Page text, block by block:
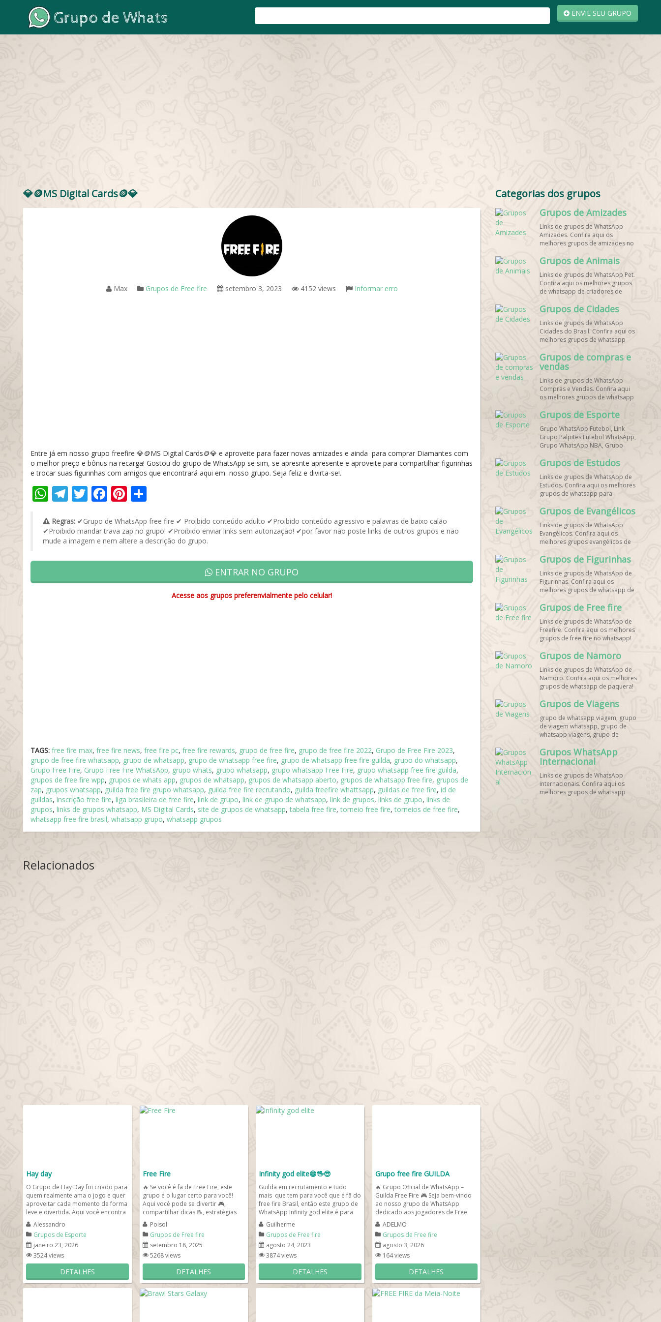
ENVIE SEU GRUPO
💎🪙MS Digital Cards🪙💎
Max Grupos de Free fire setembro 3, 2023 4152 views Informar erro
Entre já em nosso grupo freefire 💎🪙MS Digital Cards🪙💎 e aproveite para fazer novas amizades e ainda para comprar Diamantes com
o melhor preço e bônus na recarga! Gostou do grupo de WhatsApp se sim, se apresnte apresente e aproveite para compartilhar figurinhas
e trocar suas figurinhas com amigos que encontrará aqui em nosso grupo. Seja feliz e divirta-se!.
WhatsApp
Telegram
Twitter
Facebook
Pinterest
Regras: ✔Grupo de WhatsApp free fire ✔ Proibido conteúdo adulto ✔Proibido conteúdo agressivo e palavras de baixo calão
✔Proibido mandar trava zap no grupo! ✔Proibido enviar links sem autorização! ✔por favor não poste links de outros grupos e não
mude a imagem e nem altere a descrição do grupo.
ENTRAR NO GRUPO
Acesse aos grupos preferenvialmente pelo celular!
TAGS: free fire max, free fire news, free fire pc, free fire rewards, grupo de free fire, grupo de free fire 2022, Grupo de Free Fire 2023,
grupo de free fire whatsapp, grupo de whatsapp, grupo de whatsapp free fire, grupo de whatsapp free fire guilda, grupo do whatsapp,
Grupo Free Fire, Grupo Free Fire WhatsApp, grupo whats, grupo whatsapp, grupo whatsapp Free Fire, grupo whatsapp free fire guilda,
grupos de free fire wpp, grupos de whats app, grupos de whatsapp, grupos de whatsapp aberto, grupos de whatsapp free fire, grupos de
zap, grupos whatsapp, guilda free fire grupo whatsapp, guilda free fire recrutando, guilda freefire whattsapp, guildas de free fire, id de
guildas, inscrição free fire, liga brasileira de free fire, link de grupo, link de grupo de whatsapp, link de grupos, links de grupo, links de
grupos, links de grupos whatsapp, MS Digital Cards, site de grupos de whatsapp,tabela free fire,torneio free fire,torneios de free fire,
whatsapp free fire brasil, whatsapp grupo, whatsapp grupos
Relacionados
Hay day
O Grupo de Hay Day foi criado para
quem realmente ama o jogo e quer
aproveitar cada momento de forma
leve e divertida. Aqui você encontra
um ambiente...
Alessandro
Grupos de Esporte
janeiro 23, 2026
3524 views
DETALHES
Free Fire
🔥 Se você é fã de Free Fire, este
grupo é o lugar certo para você!
Aqui você pode se divertir 🎮,
compartilhar dicas 📝, estratégias
de jogo 💡...
Poisol
Grupos de Free fire
setembro 18, 2025
5268 views
DETALHES
Infinity god elite😁🖖😎
Guilda em recrutamento e tudo
mais que tem para você que é fã do
free fire Brasil, então este grupo de
WhatsApp Infinity god elite é para
você que gosta...
Guilherme
Grupos de Free fire
agosto 24, 2023
3874 views
DETALHES
Grupo free fire GUILDA
🔥 Grupo Oficial de WhatsApp –
Guilda Free Fire 🎮 Seja bem-vindo
ao nosso grupo de WhatsApp
dedicado aos jogadores de Free
Fire ! Aqui você pode...
ADELMO
Grupos de Free fire
agosto 3, 2026
164 views
DETALHES
Categorias dos grupos
Grupos de Amizades
Links de grupos de WhatsApp
Amizades. Confira aqui os
melhores grupos de amizades no
Grupos de Animais
Links de grupos de WhatsApp Pet.
Confira aqui os melhores grupos
de whatsapp de criadores de
Grupos de Cidades
Links de grupos de WhatsApp
Cidades do Brasil. Confira aqui os
melhores grupos de whatsapp
Grupos de compras e
vendas
Links de grupos de WhatsApp
Compras e Vendas. Confira aqui
os melhores grupos de whatsapp
Grupos de Esporte
Grupo WhatsApp Futebol, Link
Grupo Palpites Futebol WhatsApp,
Grupo WhatsApp NBA, Grupo
WhatsApp Treino, Grupo
WhatsApp Notícias Esportes,
Grupo de Debates Esportivos
WhatsApp, Grupo de Torcedores
[Nome do Time] WhatsApp, Link
Grupo WhatsApp Dicas de Treino,
Grupo WhatsApp Futebol Ao Vivo.
Grupo WhatsApp Esporte, Grupos
de Esporte WhatsApp, WhatsApp
Esportes, Comunidade Esportiva
WhatsApp, Link Grupo WhatsApp
Esporte. Link Grupo WhatsApp
Esporte, Grupo WhatsApp Futebol,
Link Grupo Palpites Futebol
WhatsApp, Grupo WhatsApp NBA,
Grupos de Estudos
Links de grupos de WhatsApp de
Estudos. Confira aqui os melhores
grupos de whatsapp para
Grupos de Evangélicos
Links de grupos de WhatsApp
Evangélicos. Confira aqui os
melhores grupos evangélicos de
Grupos de Figurinhas
Links de grupos de WhatsApp de
Figurinhas. Confira aqui os
melhores grupos de whatsapp de
Grupos de Free fire
Links de grupos de WhatsApp de
Freefire. Confira aqui os melhores
grupos de free fire no whatsapp!
Grupos de Namoro
Links de grupos de WhatsApp de
Namoro. Confira aqui os melhores
grupos de whatsapp de paquera!
Grupos de Viagens
grupo de whatsapp viagem, grupo
de viagem whatsapp, grupo de
whatsapp viagens, grupo de
viagem barata whatsapp, grupo de
mochileiros whatsapp, grupo de
excursão whatsapp, grupo de
viagem em grupo whatsapp, grupo
de viagens nacionais whatsapp,
Grupos WhatsApp
Internacional
Links de grupos de WhatsApp
internacionais. Confira aqui os
melhores grupos de whatsapp